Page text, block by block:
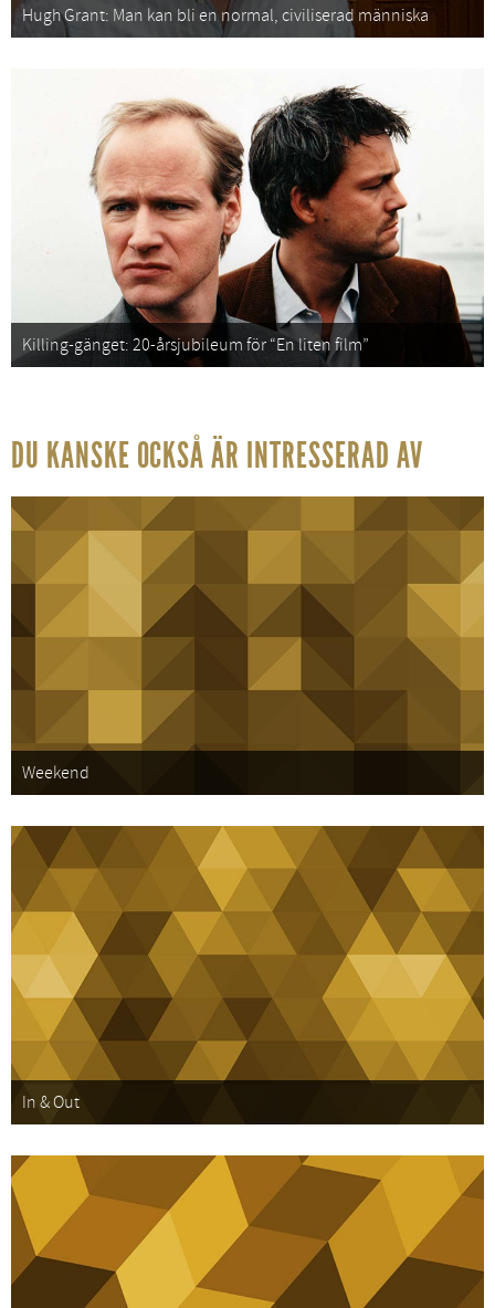
Hugh Grant: Man kan bli en normal, civiliserad människa
Killing-gänget: 20-årsjubileum för “En liten film”
DU KANSKE OCKSÅ ÄR INTRESSERAD AV
Weekend
In & Out